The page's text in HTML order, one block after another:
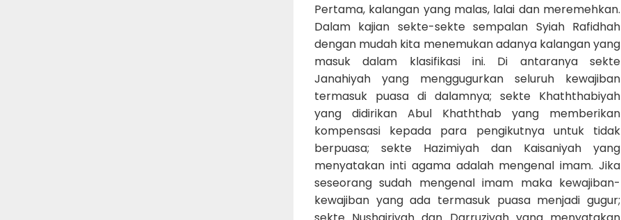
Pertama, kalangan yang malas, lalai dan meremehkan.
Dalam kajian sekte-sekte sempalan Syiah Rafidhah
dengan mudah kita menemukan adanya kalangan yang
masuk dalam klasifikasi ini. Di antaranya sekte
Janahiyah yang menggugurkan seluruh kewajiban
termasuk puasa di dalamnya; sekte Khaththabiyah
yang didirikan Abul Khaththab yang memberikan
kompensasi kepada para pengikutnya untuk tidak
berpuasa; sekte Hazimiyah dan Kaisaniyah yang
menyatakan inti agama adalah mengenal imam. Jika
seseorang sudah mengenal imam maka kewajiban-
kewajiban yang ada termasuk puasa menjadi gugur;